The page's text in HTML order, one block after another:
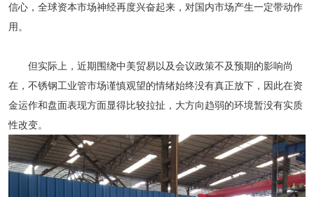
信心，全球资本市场神经再度兴奋起来，对国内市场产生一定带动作
用。
但实际上，近期围绕中美贸易以及会议政策不及预期的影响尚
在， 不锈钢工业管市场谨慎观望的情绪始终没有真正放下，因此在资
金运作和盘面表现方面显得比较拉扯，大方向趋弱的环境暂没有实质
性改变。